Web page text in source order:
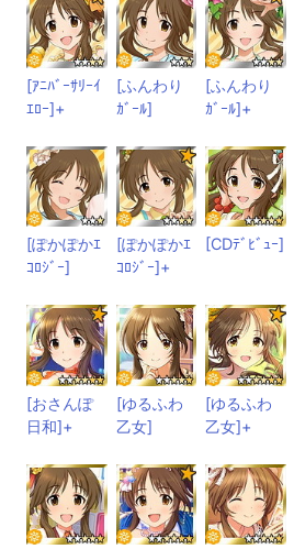
[ｱﾆﾊﾞｰｻﾘｰｲ
ｴﾛｰ]+
[ふんわり
ｶﾞｰﾙ]
[ふんわり
ｶﾞｰﾙ]+
[ぽかぽかｴ
ｺﾛｼﾞｰ]
[ぽかぽかｴ
ｺﾛｼﾞｰ]+
[CDﾃﾞﾋﾞｭｰ]
[おさんぽ
日和]+
[ゆるふわ
乙女]
[ゆるふわ
乙女]+